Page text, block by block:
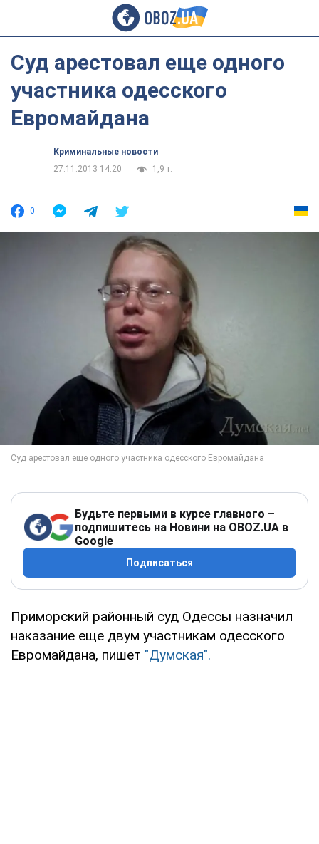
Суд арестовал еще одного
участника одесского
Евромайдана
Криминальные новости
27.11.2013 14:20
1,9 т.
0
Будьте первыми в курсе главного –
подпишитесь на Новини на OBOZ.UA в
Google
Подписаться
Приморский районный суд Одессы назначил
наказание еще двум участникам одесского
Евромайдана, пишет "Думская".